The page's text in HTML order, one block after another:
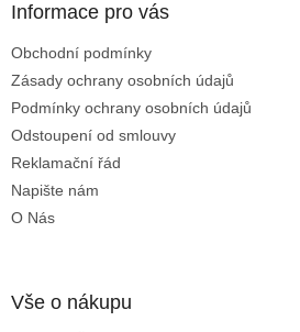
Informace pro vás
Obchodní podmínky
Zásady ochrany osobních údajů
Podmínky ochrany osobních údajů
Odstoupení od smlouvy
Reklamační řád
Napište nám
O Nás
Vše o nákupu